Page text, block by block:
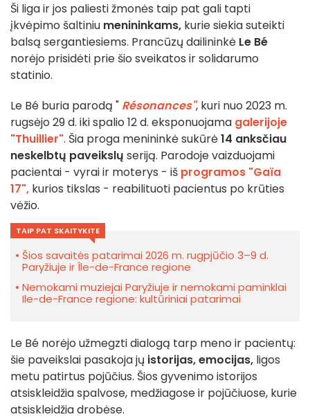
Ši liga ir jos paliesti žmonės taip pat gali tapti
įkvėpimo šaltiniu menininkams, kurie siekia suteikti
balsą sergantiesiems. Prancūzų dailininkė Le Bé
norėjo prisidėti prie šio sveikatos ir solidarumo
statinio.
Le Bé buria parodą " Résonances", kuri nuo 2023 m.
rugsėjo 29 d. iki spalio 12 d. eksponuojama galerijoje
"Thuillier". Šia proga menininkė sukūrė14 anksčiau
neskelbtų paveikslų seriją. Parodoje vaizduojami
pacientai - vyrai ir moterys - iš programos "Gaïa
17", kurios tikslas - reabilituoti pacientus po krūties
vėžio.
TAIP PAT SKAITYKITE
Šios savaitės patarimai 2026 m. rugpjūčio 3–9 d.
Paryžiuje ir Île-de-France regione
Nemokami muziejai Paryžiuje ir nemokami paminklai
Ile-de-France regione: kultūriniai patarimai
Le Bé norėjo užmegzti dialogą tarp meno ir pacientų:
šie paveikslai pasakoja jų istorijas,emocijas, ligos
metu patirtus pojūčius. Šios gyvenimo istorijos
atsiskleidžia spalvose, medžiagose ir pojūčiuose, kurie
atsiskleidžia drobėse.